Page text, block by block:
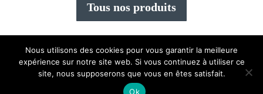
Tous nos produits
CréationMexiiico|mentions légales |cgv|Plan du
Mon compte
Nous utilisons des cookies pour vous garantir la meilleure
expérience sur notre site web. Si vous continuez à utiliser ce
site, nous supposerons que vous en êtes satisfait.
Ok